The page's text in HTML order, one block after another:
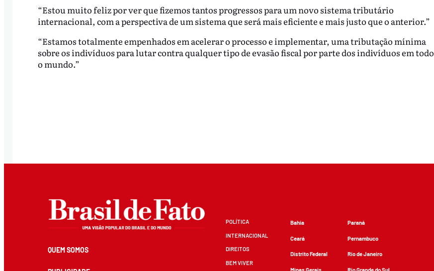
“Estou muito feliz por ver que fizemos tantos progressos para um novo sistema tributário
internacional, com a perspectiva de um sistema que será mais eficiente e mais justo que o anterior.”
“Estamos totalmente empenhados em acelerar o processo e implementar, uma tributação mínima
sobre os indivíduos para lutar contra qualquer tipo de evasão fiscal por parte dos indivíduos em todo
o mundo.”
QUEM SOMOS
POLÍTICA
INTERNACIONAL
DIREITOS
BEM VIVER
Bahia
Ceará
Distrito Federal
Paraná
Pernambuco
Rio de Janeiro